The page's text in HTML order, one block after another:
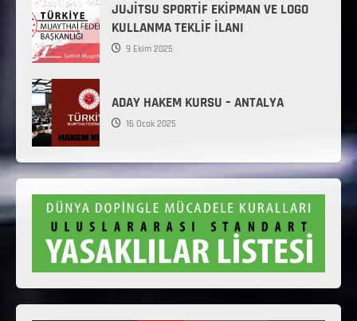
JUJİTSU SPORTİF EKİPMAN VE LOGO
KULLANMA TEKLİF İLANI
9 Ekim 2025
ADAY HAKEM KURSU – ANTALYA
16 Ocak 2025